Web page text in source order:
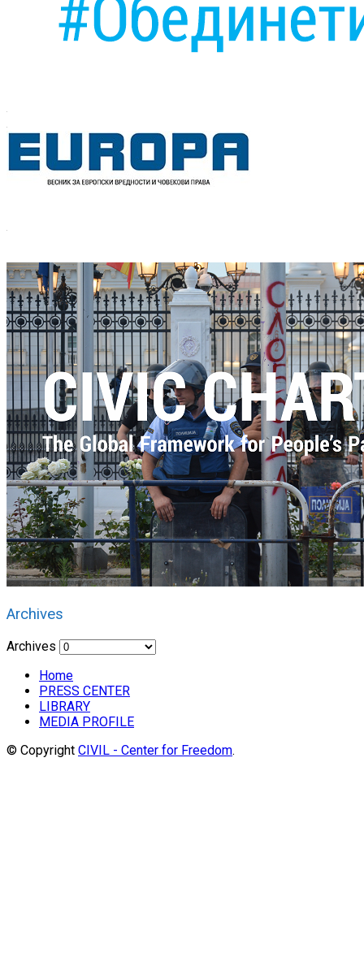
Archives
Archives
Home
PRESS CENTER
LIBRARY
MEDIA PROFILE
© Copyright CIVIL - Center for Freedom.